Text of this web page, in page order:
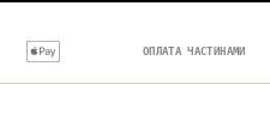
ОПЛАТА ЧАСТИНАМИ